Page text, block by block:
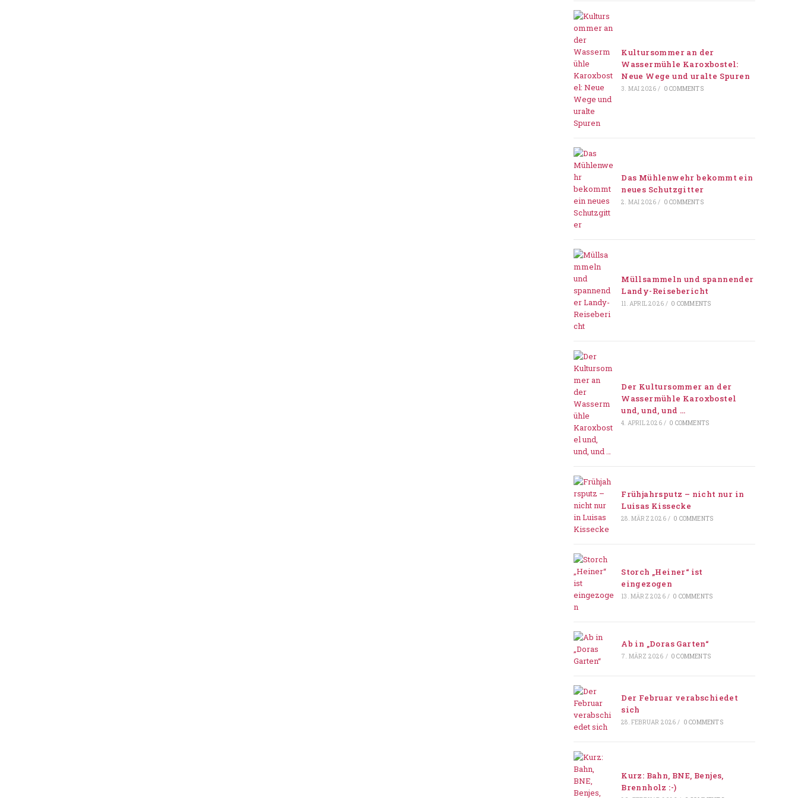
Kultursommer an der
Wassermühle Karoxbostel:
Neue Wege und uralte Spuren
3. MAI 2026 / 0 COMMENTS
Das Mühlenwehr bekommt ein
neues Schutzgitter
2. MAI 2026 / 0 COMMENTS
Müllsammeln und spannender
Landy-Reisebericht
11. APRIL 2026 / 0 COMMENTS
Der Kultursommer an der
Wassermühle Karoxbostel
und, und, und …
4. APRIL 2026 / 0 COMMENTS
Frühjahrsputz – nicht nur in
Luisas Kissecke
28. MÄRZ 2026 / 0 COMMENTS
Storch „Heiner“ ist
eingezogen
13. MÄRZ 2026 / 0 COMMENTS
Ab in „Doras Garten“
7. MÄRZ 2026 / 0 COMMENTS
Der Februar verabschiedet
sich
28. FEBRUAR 2026 / 0 COMMENTS
Kurz: Bahn, BNE, Benjes,
Brennholz :-)